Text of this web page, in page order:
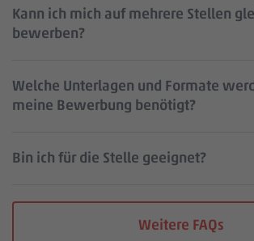
Kann ich mich auf mehrere Stellen
bewerben?
Welche Unterlagen und Formate
meine Bewerbung benötigt?
Bin ich für die Stelle geeignet?
Weitere FAQs